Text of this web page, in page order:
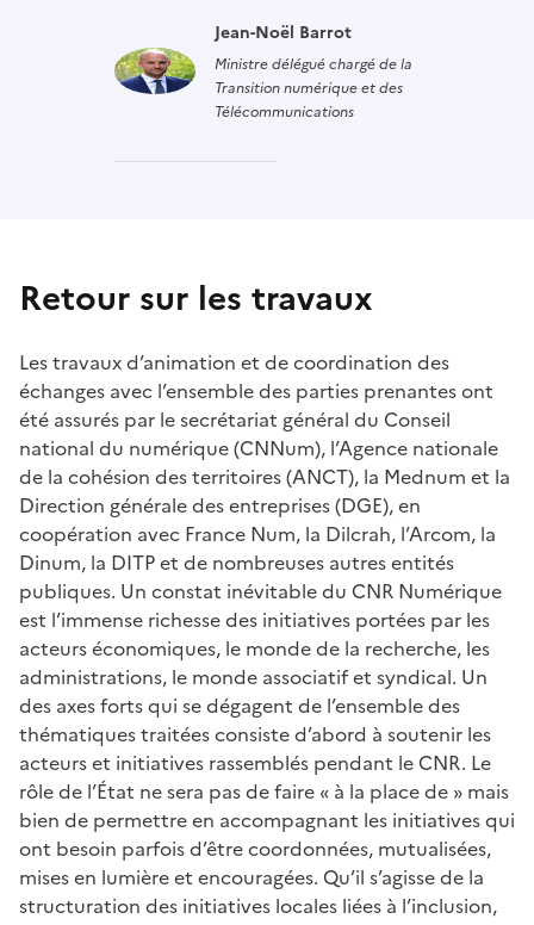
Jean-Noël Barrot
Ministre délégué chargé de la
Transition numérique et des
Télécommunications
Retour sur les travaux
Les travaux d’animation et de coordination des
échanges avec l’ensemble des parties prenantes ont
été assurés par le secrétariat général du Conseil
national du numérique (CNNum), l’Agence nationale
de la cohésion des territoires (ANCT), la Mednum et la
Direction générale des entreprises (DGE), en
coopération avec France Num, la Dilcrah, l’Arcom, la
Dinum, la DITP et de nombreuses autres entités
publiques. Un constat inévitable du CNR Numérique
est l’immense richesse des initiatives portées par les
acteurs économiques, le monde de la recherche, les
administrations, le monde associatif et syndical. Un
des axes forts qui se dégagent de l’ensemble des
thématiques traitées consiste d’abord à soutenir les
acteurs et initiatives rassemblés pendant le CNR. Le
rôle de l’État ne sera pas de faire « à la place de » mais
bien de permettre en accompagnant les initiatives qui
ont besoin parfois d’être coordonnées, mutualisées,
mises en lumière et encouragées. Qu’il s’agisse de la
structuration des initiatives locales liées à l’inclusion,